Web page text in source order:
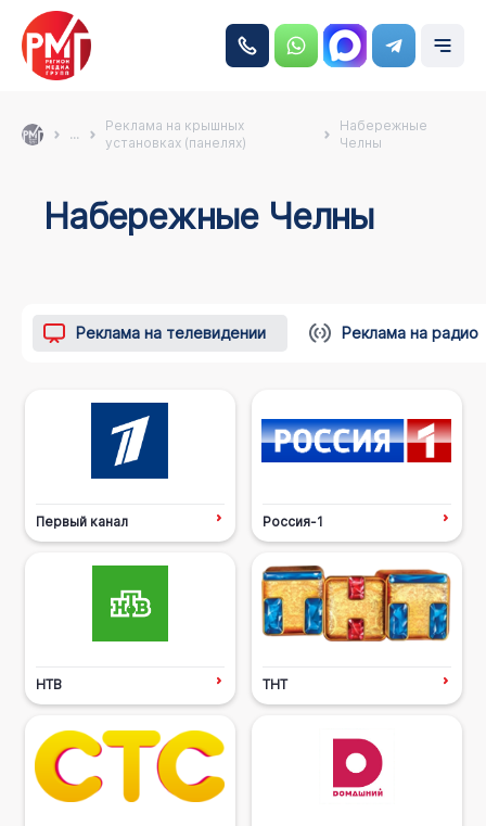
...
Реклама на крышных
установках (панелях)
Набережные
Челны
Набережные Челны
Реклама на телевидении Реклама на радио
Первый канал Россия-1
НТВ ТНТ